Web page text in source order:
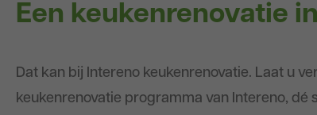
Een keukenrenovatie
Dat kan bij Intereno keukenrenovatie. Laat u
keukenrenovatie programma van Intereno, dé